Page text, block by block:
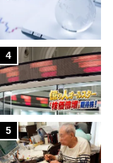
4
5